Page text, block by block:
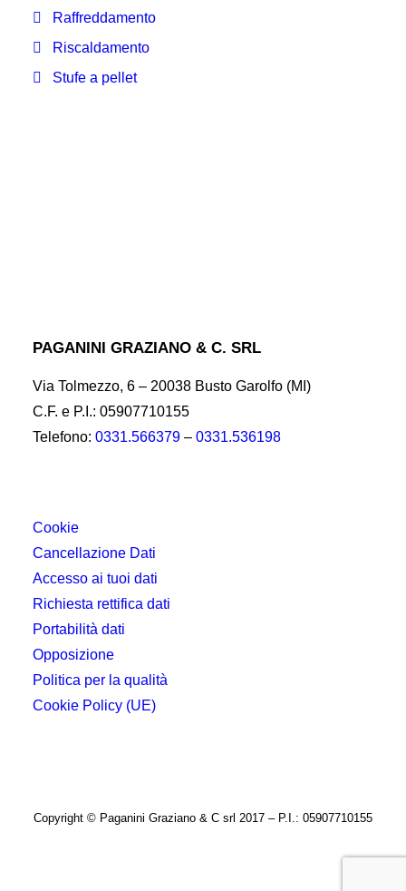
Raffreddamento
Riscaldamento
Stufe a pellet
PAGANINI GRAZIANO & C. SRL
Via Tolmezzo, 6 – 20038 Busto Garolfo (MI)
C.F. e P.I.: 05907710155
Telefono: 0331.566379 – 0331.536198
Cookie
Cancellazione Dati
Accesso ai tuoi dati
Richiesta rettifica dati
Portabilità dati
Opposizione
Politica per la qualità
Cookie Policy (UE)
Copyright © Paganini Graziano & C srl 2017 – P.I.: 05907710155